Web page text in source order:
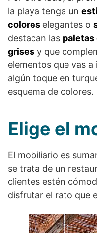
la playa tenga un
colores elegantes o
destacan las paletas
grises y que
elementos que vas
algún toque en
esquema de colores.
Elige el
El mobiliario es
se trata de un
clientes estén
disfrutar el rato que